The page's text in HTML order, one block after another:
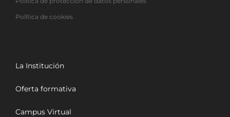
Política de cookies
La Institución
Oferta formativa
Campus Virtual